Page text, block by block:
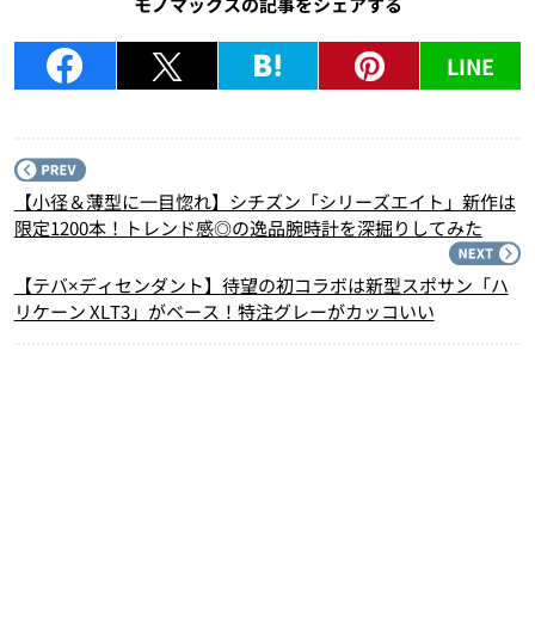
LINE
【小径＆薄型に一目惚れ】シチズン「シリーズエイト」新作は
限定1200本！トレンド感◎の逸品腕時計を深掘りしてみた
【テバ×ディセンダント】待望の初コラボは新型スポサン「ハ
リケーン XLT3」がベース！特注グレーがカッコいい